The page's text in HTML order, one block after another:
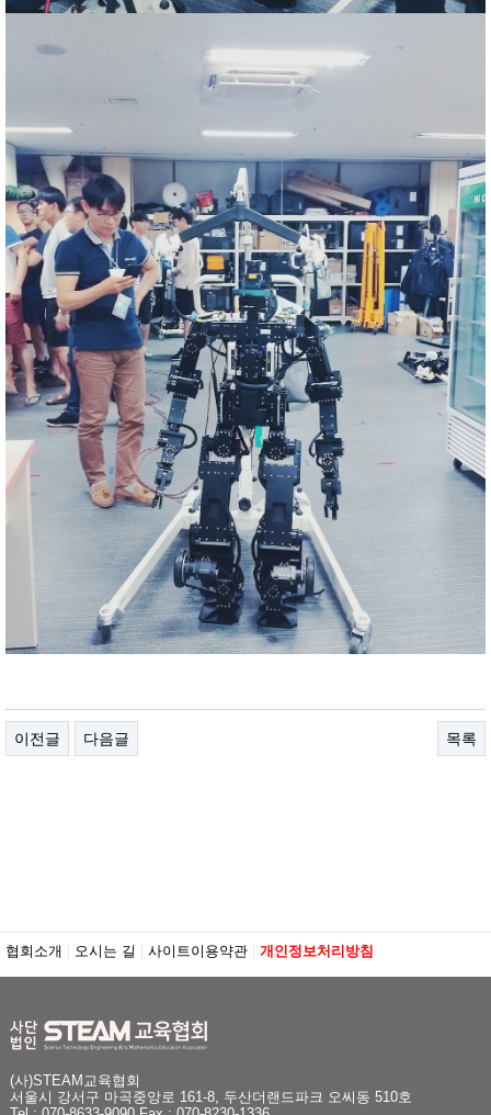
이전글 다음글 목록
협회소개 오시는 길 사이트이용약관 개인정보처리방침
(사)STEAM교육협회
서울시 강서구 마곡중앙로 161-8, 두산더랜드파크 오씨동 510호